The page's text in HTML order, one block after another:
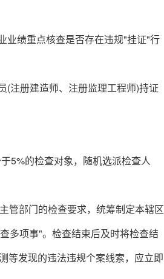
业绩重点核查是否存在违规"挂证"行
(注册建造师、注册监理工程师)持证
5%的检查对象，随机选派检查人
管部门的检查要求，统筹制定本辖区
多项事"。检查结束后及时将检查结
等发现的违法违规个案线索，应立即